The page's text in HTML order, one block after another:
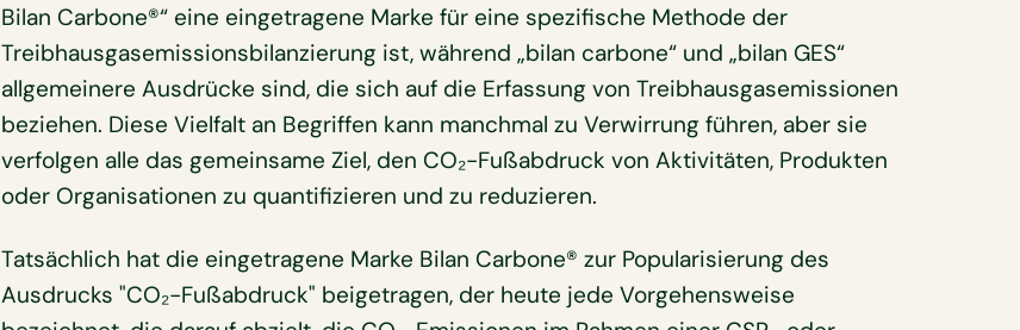
Bilan Carbone®“ eine eingetragene Marke für eine spezifische Methode der
Treibhausgasemissionsbilanzierung ist, während „bilan carbone“ und „bilan GES“
allgemeinere Ausdrücke sind, die sich auf die Erfassung von Treibhausgasemissionen
beziehen. Diese Vielfalt an Begriffen kann manchmal zu Verwirrung führen, aber sie
verfolgen alle das gemeinsame Ziel, den CO₂-Fußabdruck von Aktivitäten, Produkten
oder Organisationen zu quantifizieren und zu reduzieren.
Tatsächlich hat die eingetragene Marke Bilan Carbone® zur Popularisierung des
Ausdrucks "CO₂-Fußabdruck" beigetragen, der heute jede Vorgehensweise